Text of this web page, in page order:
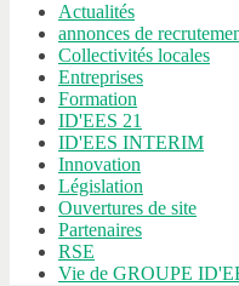
Actualités
annonces de
Collectivités locales
Entreprises
Formation
ID'EES 21
ID'EES INTERIM
Innovation
Législation
Ouvertures de site
Partenaires
RSE
Vie de GROUPE